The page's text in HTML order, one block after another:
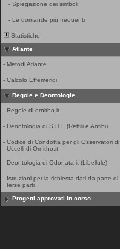
- Spiegazione dei simboli
- Le domande più frequenti
Statistiche
Atlante
- Metodi Atlante
- Calcolo Effemeridi
Regole e Deontologie
- Regole di ornitho.it
- Deontologia di S.H.I. (Rettili e Anfibi)
- Codice di Condotta per gli Osservatori di
Uccelli di Ornitho.it
- Deontologia di Odonata.it (Libellule)
- Istruzioni per la richiesta dati da parte di
terze parti
Progetti approvati in corso